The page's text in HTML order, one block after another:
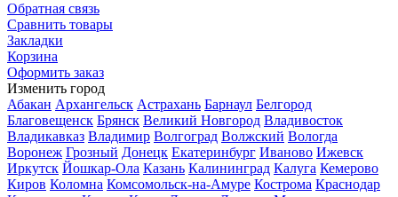
Обратная связь
Сравнить товары
Закладки
Корзина
Оформить заказ
Изменить город
Абакан Архангельск Астрахань Барнаул Белгород
Благовещенск Брянск Великий Новгород Владивосток
Владикавказ Владимир Волгоград Волжский Вологда
Воронеж Грозный Донецк Екатеринбург Иваново Ижевск
Иркутск Йошкар-Ола Казань Калининград Калуга Кемерово
Киров Коломна Комсомольск-на-Амуре Кострома Краснодар